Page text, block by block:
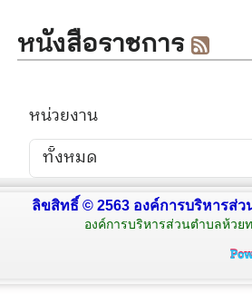
ลิขสิทธิ์ © 2563 องค์การบริหารส่
องค์การบริหารส่วนตำบลห้วย